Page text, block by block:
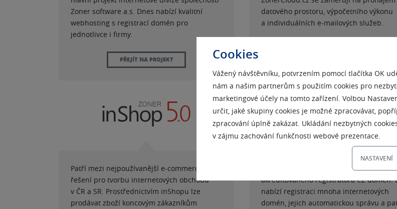
Cookies
Vážený návštěvníku, potvrzením pomocí tlačítka OK
nám a našim partnerům s použitím cookies pro
marketingové účely na tomto zařízení. Volbou
určit, jaké skupiny cookies je možné zpracovávat,
zpracování úplně zakázat. Ukládání nezbytných
v zájmu zachování funkčnosti webové prezentace.
NASTAVENÍ
Zoner software a.s. Dnes nabízí kvalitní
webhosting s registrací domén pro
jednotlivce i firmy.
PŘEJÍT NA PROJEKT
datového prostoru, výpočetního výkonu
a individuálních e-mailových služeb.
Patří mezi nejpoužívanější e-commerce
řešení pro tvorbu internetových obchodů
v ČR a SR. Prostřednictvím inShopu lze
prodávat zboží koncovým zákazníkům
Vznikla v roce 2003 po úspěšném zisku
akreditovaného registrátora CZ domén.
nabízí registraci mnoha internetových
domén, jejich automatickou správu a